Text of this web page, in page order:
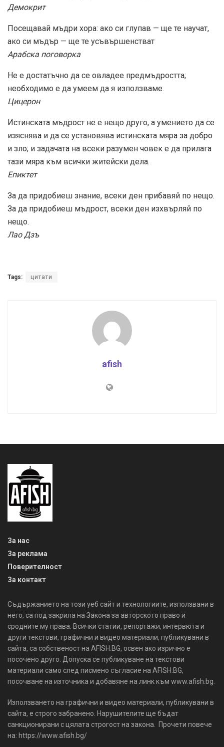
Демокрит
Посещавай мъдри хора: ако си глупав — ще те научат,
ако си мъдър — ще те усъвършенстват
Арабска поговорка
Не е достатъчно да се овладее предмъдростта;
необходимо е да умеем да я използваме.
Цицерон
Истинската мъдрост не е нещо друго, а умението да се
изяснява и да се установява истинската мяра за добро
и зло; и задачата на всеки разумен човек е да прилага
тази мяра към всички житейски дела.
Епиктет
За да придобиеш знание, всеки ден прибавяй по нещо.
За да придобиеш мъдрост, всеки ден изхвърляй по
нещо.
Лао Дзъ
Tags: цитати
afish
За нас
За реклама
Поверителност
За контакт
Съдържанието на този уеб сайт и технологиите, използвани в
него, са под закрила на Закона за авторското право и
сродните му права. Всички статии, репортажи, интервюта и
други текстови, графични и видео материали, публикувани в
сайта, са собственост на AFISH.BG, освен ако изрично е
посочено друго. Допуска се публикуване на текстови
материали само след писмено съгласие на AFISH.BG,
посочване на източника и добавяне на линк към www.afish.bg.
Използването на графични и видео материали, публикувани в
сайта, е строго забранено. Нарушителите ще бъдат
санкционирани с цялата строгост на закона. Прочети повече
на: https://www.afish.bg/